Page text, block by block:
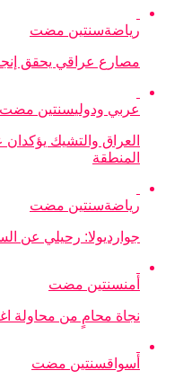
رياضةسنتين مضت
مصارع عراقي يحقق
عربي ودوليسنتين مضت
العراق والتشيك
المنطقة
رياضةسنتين مضت
جوارديولا: رحيلي عن
أمنسنتين مضت
نجاة محامٍ من محاولة
أسواقسنتين مضت